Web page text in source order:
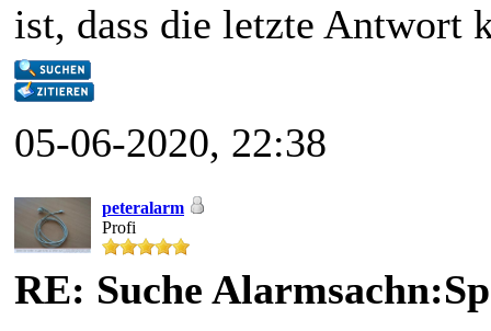
ist, dass die letzte Antwort
05-06-2020, 22:38
peteralarm
Profi
RE: Suche